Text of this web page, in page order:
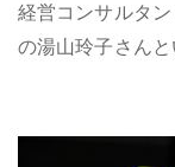
経営コンサルタ
の湯山玲子さんと